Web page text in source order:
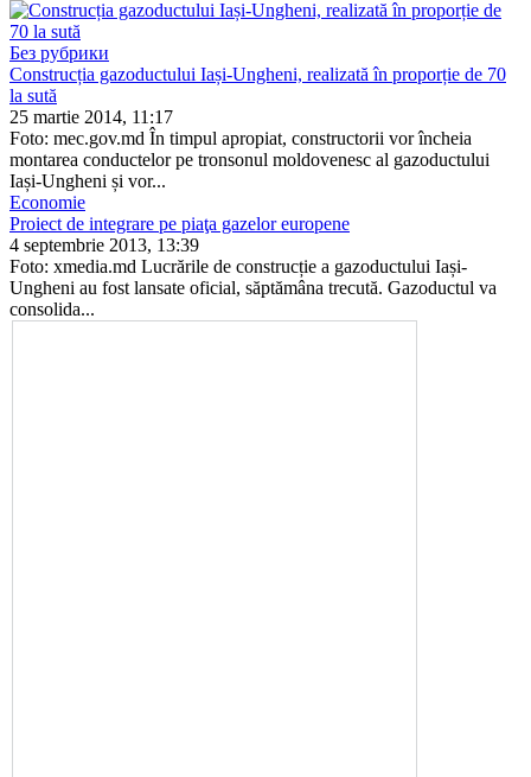
Без рубрики
Construcția gazoductului Iași-Ungheni, realizată în proporție de 70
la sută
25 martie 2014, 11:17
Foto: mec.gov.md În timpul apropiat, constructorii vor încheia
montarea conductelor pe tronsonul moldovenesc al gazoductului
Iași-Ungheni și vor...
Economie
Proiect de integrare pe piaţa gazelor europene
4 septembrie 2013, 13:39
Foto: xmedia.md Lucrările de construcție a gazoductului Iași-
Ungheni au fost lansate ofi­cial, săptămâna trecută. Gazoductul va
consoli­da...